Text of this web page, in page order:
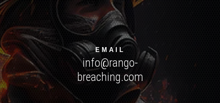
EMAIL
info@rango-
breaching.com